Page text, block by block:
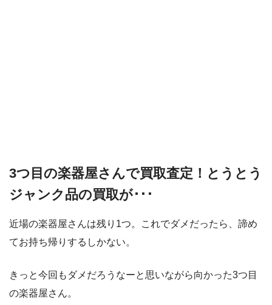
3つ目の楽器屋さんで買取査定！とうとう
ジャンク品の買取が･･･
近場の楽器屋さんは残り1つ。これでダメだったら、諦め
てお持ち帰りするしかない。
きっと今回もダメだろうなーと思いながら向かった3つ目
の楽器屋さん。